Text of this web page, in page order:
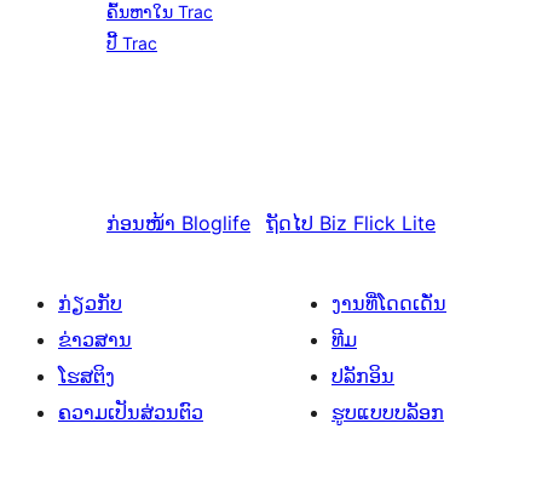
ຄົ້ນຫາໃນ Trac
ປີ້ Trac
ກ່ອນໜ້າ Bloglife ຖັດໄປ Biz Flick Lite
ກ່ຽວກັບ
ຂ່າວສານ
ໂຮສຕິງ
ຄວາມເປັນສ່ວນຕົວ
ງານທີ່ໂດດເດັ່ນ
ທີມ
ປລັກອິນ
ຮູບແບບບລັອກ